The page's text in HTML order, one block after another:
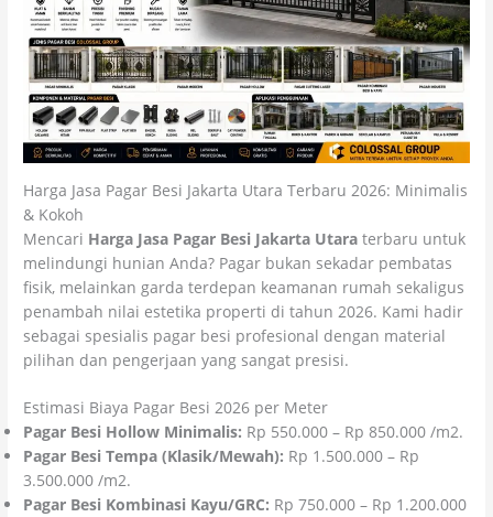
Harga Jasa Pagar Besi Jakarta Utara Terbaru 2026: Minimalis
& Kokoh
Mencari Harga Jasa Pagar Besi Jakarta Utara terbaru untuk
melindungi hunian Anda? Pagar bukan sekadar pembatas
fisik, melainkan garda terdepan keamanan rumah sekaligus
penambah nilai estetika properti di tahun 2026. Kami hadir
sebagai spesialis pagar besi profesional dengan material
pilihan dan pengerjaan yang sangat presisi.
Estimasi Biaya Pagar Besi 2026 per Meter
Pagar Besi Hollow Minimalis: Rp 550.000 – Rp 850.000 /m2.
Pagar Besi Tempa (Klasik/Mewah): Rp 1.500.000 – Rp
3.500.000 /m2.
Pagar Besi Kombinasi Kayu/GRC: Rp 750.000 – Rp 1.200.000